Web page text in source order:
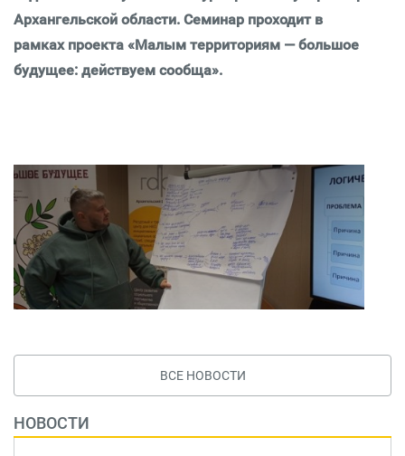
Архангельской области. Семинар проходит в
рамках проекта «Малым территориям — большое
будущее: действуем сообща».
ВСЕ НОВОСТИ
НОВОСТИ